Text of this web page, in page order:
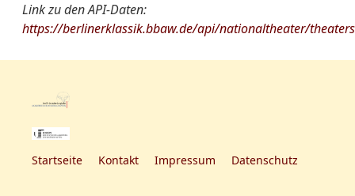
Quelle: VZ 1802, Nr. 95
Link zu den API-Daten:
https://berlinerklassik.bbaw.de/api/nationaltheater/
Startseite Kontakt Impressum Datenschutz